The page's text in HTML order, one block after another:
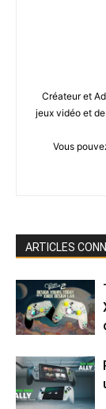
Créateur et
jeux vidéo et
Vous
ARTICLES